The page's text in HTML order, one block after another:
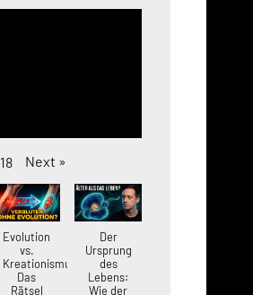
18 Next »
Evolution
vs.
Kreationismus:
Das
Rätsel
Der
Ursprung
des
Lebens:
Wie der